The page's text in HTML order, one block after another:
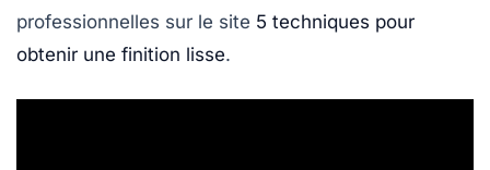
professionnelles sur le site 5 techniques pour
obtenir une finition lisse.